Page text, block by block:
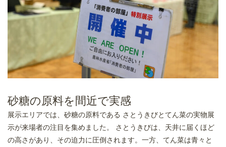
砂糖の原料を間近で実感
展示エリアでは、砂糖の原料である さとうきびとてん菜の実物展
示が来場者の注目を集めました。 さとうきびは、天井に届くほど
の高さがあり、その迫力に圧倒されます。一方、てん菜は青々と